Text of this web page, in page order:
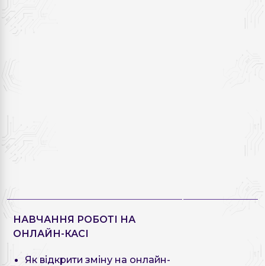
НАВЧАННЯ РОБОТІ НА
ОНЛАЙН-КАСІ
Як відкрити зміну на онлайн-